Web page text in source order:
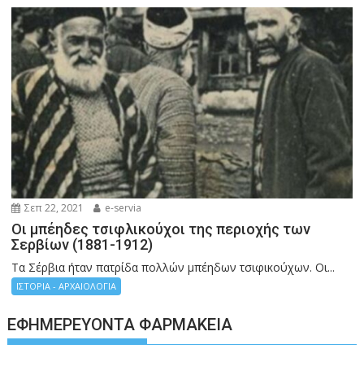
Σεπ 22, 2021 e-servia
Οι μπέηδες τσιφλικούχοι της περιοχής των
Σερβίων (1881-1912)
Τα Σέρβια ήταν πατρίδα πολλών μπέηδων τσιφικούχων. Οι...
ΙΣΤΟΡΙΑ - ΑΡΧΑΙΟΛΟΓΙΑ
ΕΦΗΜΕΡΕΎΟΝΤΑ ΦΑΡΜΑΚΕΊΑ